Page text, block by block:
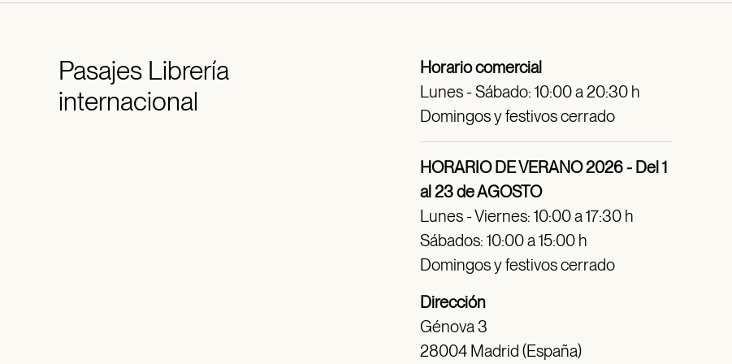
PasajesLibrería
internacional
Horario comercial
Lunes - Sábado: 10:00 a 20:30 h
Domingos y festivos cerrado
HORARIO DE VERANO 2026 - Del 1
al 23 de AGOSTO
Lunes - Viernes: 10:00 a 17:30 h
Sábados: 10:00 a 15:00 h
Domingos y festivos cerrado
Dirección
Génova 3
28004 Madrid (España)